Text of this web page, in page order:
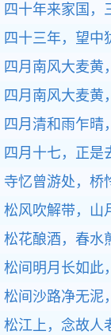
四十年来家国，
四十三年，望中
四月南风大麦黄
四月南风大麦黄
四月清和雨乍晴
四月十七，正是
寺忆曾游处，桥
松风吹解带，山
松花酿酒，春水
松间明月长如此
松间沙路净无泥
松江上，念故人